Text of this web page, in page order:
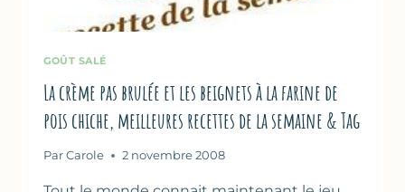
GOÛT SALÉ
La crème pas brulée et les beignets à la farine de
pois chiche, meilleures recettes de la semaine & Tag
Par Carole 2 novembre 2008